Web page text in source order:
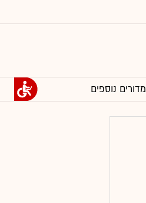
מדורים נוספים